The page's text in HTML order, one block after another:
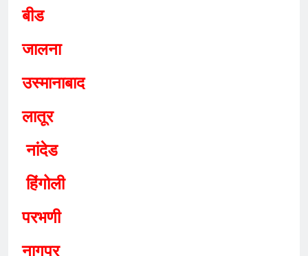
बीड
जालना
उस्मानाबाद
लातूर
नांदेड
हिंगोली
परभणी
नागपूर